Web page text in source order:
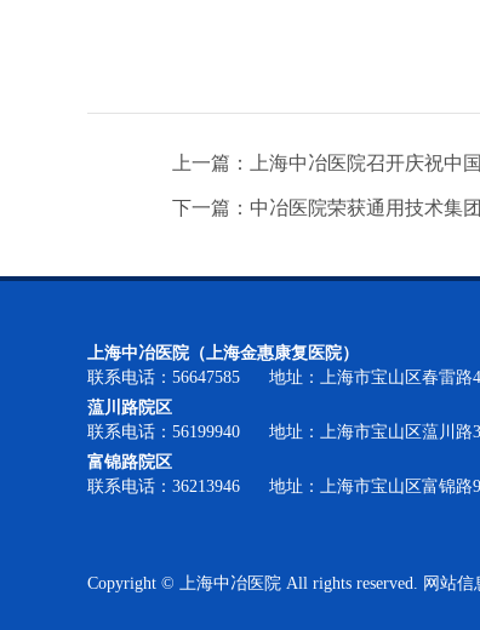
上一篇：上海中冶医院召开庆祝中
下一篇：中冶医院荣获通用技术集
上海中冶医院（上海金惠康复医院）
联系电话：56647585 地址：上海市宝山区春雷路
蕰川路院区
联系电话：56199940 地址：上海市宝山区蕰川路
富锦路院区
联系电话：36213946 地址：上海市宝山区富锦路
Copyright © 上海中冶医院 All rights reserved. 网站信